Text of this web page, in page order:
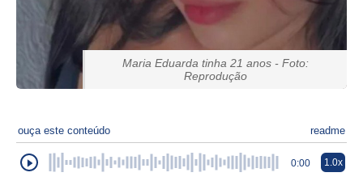
Maria Eduarda tinha 21 anos - Foto:
Reprodução
ouça este conteúdo readme
0:00 1.0x